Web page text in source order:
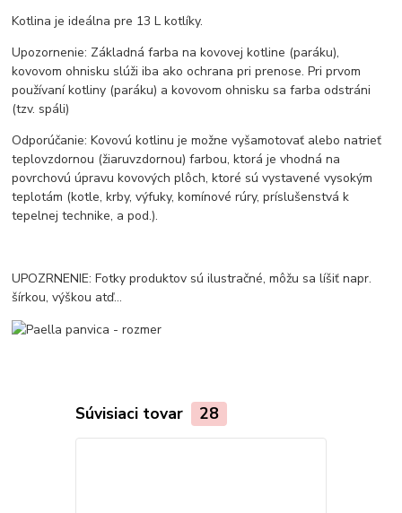
Kotlina je ideálna pre 13 L kotlíky.
Upozornenie: Základná farba na kovovej kotline (paráku),
kovovom ohnisku slúži iba ako ochrana pri prenose. Pri prvom
používaní kotliny (paráku) a kovovom ohnisku sa farba odstráni
(tzv. spáli)
Odporúčanie: Kovovú kotlinu je možne vyšamotovať alebo natrieť
teplovzdornou (žiaruvzdornou) farbou, ktorá je vhodná na
povrchovú úpravu kovových plôch, ktoré sú vystavené vysokým
teplotám (kotle, krby, výfuky, komínové rúry, príslušenstvá k
tepelnej technike, a pod.).
UPOZRNENIE: Fotky produktov sú ilustračné, môžu sa líšiť napr.
šírkou, výškou atď...
Súvisiaci tovar 28